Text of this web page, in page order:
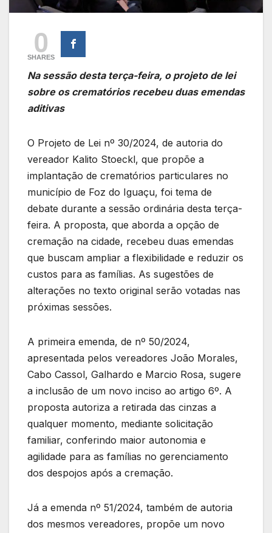
0
SHARES
Na sessão desta terça-feira, o projeto de lei
sobre os crematórios recebeu duas emendas
aditivas
O Projeto de Lei nº 30/2024, de autoria do
vereador Kalito Stoeckl, que propõe a
implantação de crematórios particulares no
município de Foz do Iguaçu, foi tema de
debate durante a sessão ordinária desta terça-
feira. A proposta, que aborda a opção de
cremação na cidade, recebeu duas emendas
que buscam ampliar a flexibilidade e reduzir os
custos para as famílias. As sugestões de
alterações no texto original serão votadas nas
próximas sessões.
A primeira emenda, de nº 50/2024,
apresentada pelos vereadores João Morales,
Cabo Cassol, Galhardo e Marcio Rosa, sugere
a inclusão de um novo inciso ao artigo 6º. A
proposta autoriza a retirada das cinzas a
qualquer momento, mediante solicitação
familiar, conferindo maior autonomia e
agilidade para as famílias no gerenciamento
dos despojos após a cremação.
Já a emenda nº 51/2024, também de autoria
dos mesmos vereadores, propõe um novo